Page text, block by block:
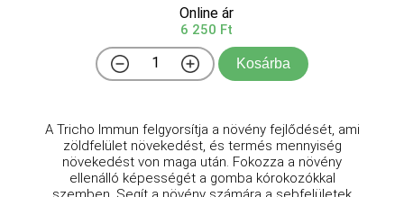
Online ár
6 250 Ft
Kosárba
A Tricho Immun felgyorsítja a növény fejlődését, ami
zöldfelület növekedést, és termés mennyiség
növekedést von maga után. Fokozza a növény
ellenálló képességét a gomba kórokozókkal